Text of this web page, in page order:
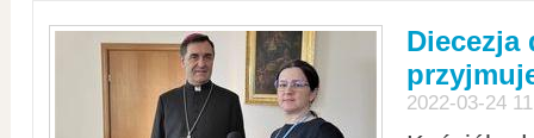
Diecezja
2022-03-24